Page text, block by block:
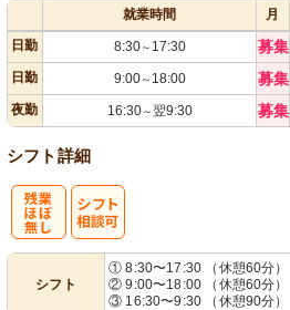
就業時間 月
日勤
8:30～ 17:30 募集
日勤 9:00～ 18:00 募集
夜勤 16:30～翌9:30 募集
シフト詳細
シフト
① 8:30〜17:30 （休憩60分）
② 9:00〜18:00 （休憩60分）
③ 16:30〜9:30 （休憩90分）